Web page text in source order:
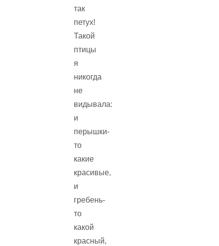
так
петух!
Такой
птицы
я
никогда
не
видывала:
и
перышки-
то
какие
красивые,
и
гребень-
то
какой
красный,